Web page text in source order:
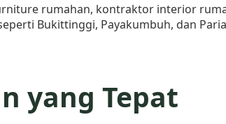
rumahan, kontraktor interior
Bukittinggi, Payakumbuh, dan
yang Tepat